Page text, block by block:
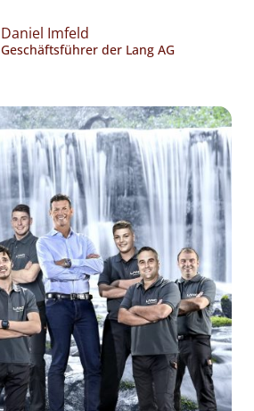
Daniel Imfeld
Geschäftsführer der Lang AG